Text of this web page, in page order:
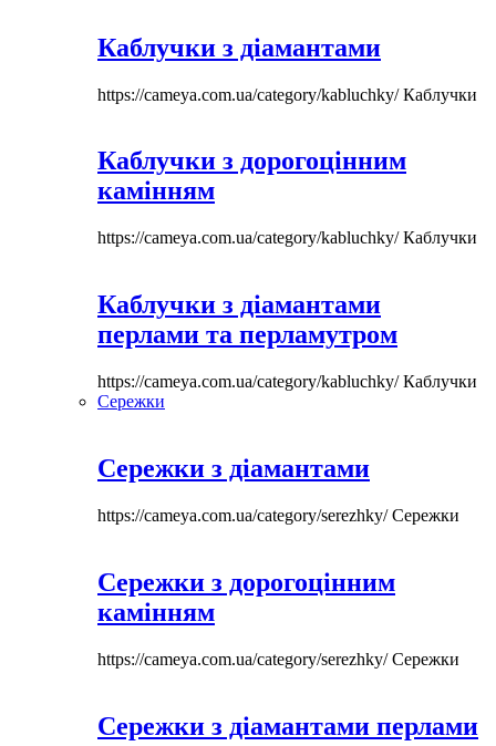
Каблучки з діамантами
https://cameya.com.ua/category/kabluchky/Каблучки
Каблучки з дорогоцінним
камінням
https://cameya.com.ua/category/kabluchky/Каблучки
Каблучки з діамантами
перлами та перламутром
https://cameya.com.ua/category/kabluchky/Каблучки
Сережки
Сережки з діамантами
https://cameya.com.ua/category/serezhky/Сережки
Сережки з дорогоцінним
камінням
https://cameya.com.ua/category/serezhky/Сережки
Сережки з діамантами перлами